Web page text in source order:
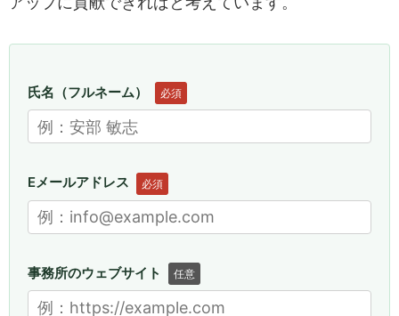
氏名（フルネーム） 必須
Eメールアドレス 必須
事務所のウェブサイト 任意